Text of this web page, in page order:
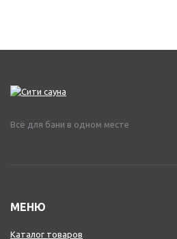
Всё для бани в одном месте
МЕНЮ
Каталог товаров